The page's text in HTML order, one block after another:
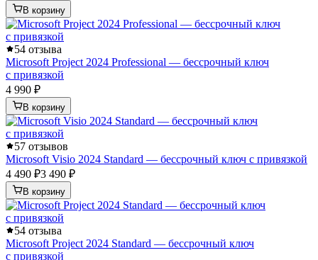
В корзину
54 отзыва
Microsoft Project 2024 Professional — бессрочный ключ
с привязкой
4 990 ₽
В корзину
57 отзывов
Microsoft Visio 2024 Standard — бессрочный ключ с привязкой
4 490 ₽3 490 ₽
В корзину
54 отзыва
Microsoft Project 2024 Standard — бессрочный ключ
с привязкой